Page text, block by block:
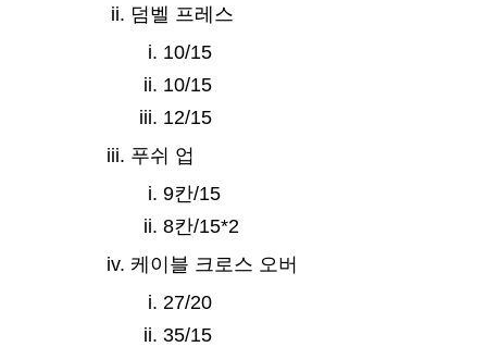
덤벨 프레스
10/15
10/15
12/15
푸쉬 업
9칸/15
8칸/15*2
케이블 크로스 오버
27/20
35/15